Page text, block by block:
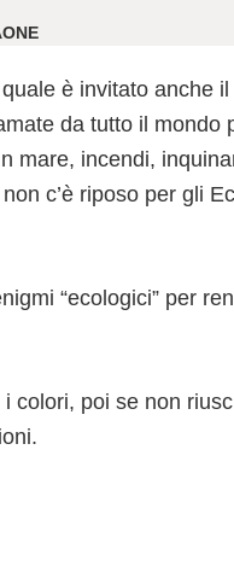
è invitato anche il
da tutto il mondo
mare, incendi,
c’è riposo per gli
“ecologici” per
colori, poi se non